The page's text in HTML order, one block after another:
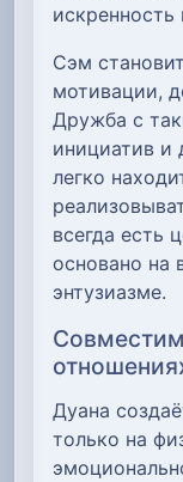
Сэм
мотивации,
Дружба с
инициатив и
легко
всегда есть
основано на
энтузиазме.
Дуана
только на